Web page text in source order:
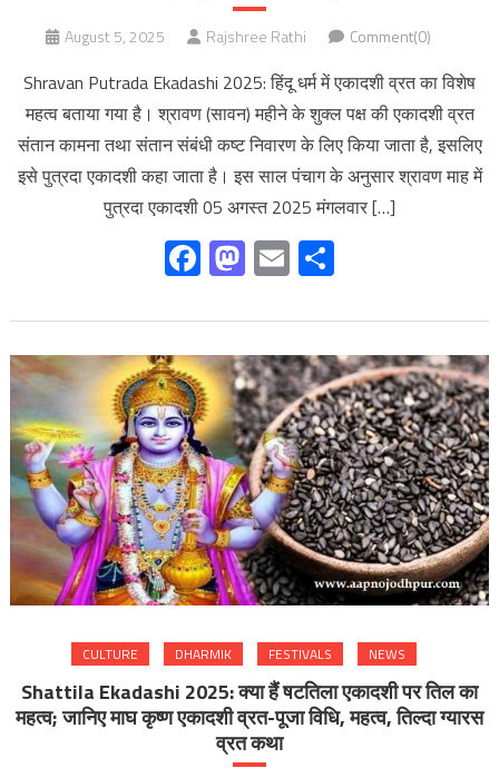
August 5, 2025 Rajshree Rathi Comment(0)
Shravan Putrada Ekadashi 2025: हिंदू धर्म में एकादशी व्रत का विशेष
महत्व बताया गया है। श्रावण (सावन) महीने के शुक्ल पक्ष की एकादशी व्रत
संतान कामना तथा संतान संबंधी कष्ट निवारण के लिए किया जाता है, इसलिए
इसे पुत्रदा एकादशी कहा जाता है। इस साल पंचाग के अनुसार श्रावण माह में
पुत्रदा एकादशी 05 अगस्त 2025 मंगलवार […]
Facebook
Mastodon
Email
CULTURE DHARMIK FESTIVALS NEWS
Shattila Ekadashi 2025: क्या हैं षटतिला एकादशी पर तिल का
महत्व; जानिए माघ कृष्ण एकादशी व्रत-पूजा विधि, महत्‍व, तिल्दा ग्यारस
व्रत कथा